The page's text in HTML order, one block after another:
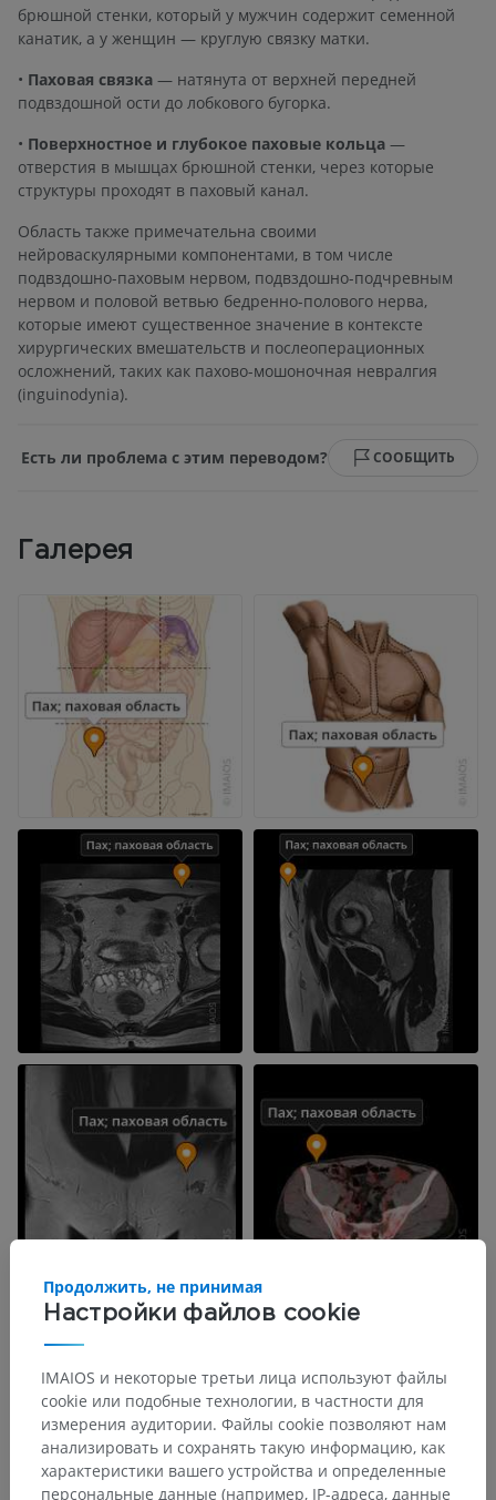
брюшной стенки, который у мужчин содержит семенной
канатик, а у женщин — круглую связку матки.
• Паховая связка — натянута от верхней передней
подвздошной ости до лобкового бугорка.
• Поверхностное и глубокое паховые кольца —
отверстия в мышцах брюшной стенки, через которые
структуры проходят в паховый канал.
Область также примечательна своими
нейроваскулярными компонентами, в том числе
подвздошно-паховым нервом, подвздошно-подчревным
нервом и половой ветвью бедренно-полового нерва,
которые имеют существенное значение в контексте
хирургических вмешательств и послеоперационных
осложнений, таких как пахово-мошоночная невралгия
(inguinodynia).
Есть ли проблема с этим переводом? СООБЩИТЬ
Галерея
Настройки файлов cookie
Продолжить, не принимая
IMAIOS и некоторые третьи лица используют файлы
cookie или подобные технологии, в частности для
измерения аудитории. Файлы cookie позволяют нам
анализировать и сохранять такую информацию, как
характеристики вашего устройства и определенные
персональные данные (например, IP-адреса, данные